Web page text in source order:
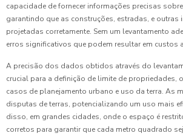
capacidade de fornecer informações precisas
garantindo que as construções, estradas, e outras
projetadas corretamente. Sem um levantamento
erros significativos que podem resultar em custos
A precisão dos dados obtidos através do
crucial para a definição de limite de propriedades,
casos de planejamento urbano e uso da terra. As
disputas de terras, potencializando um uso mais
disso, em grandes cidades, onde o espaço é
corretos para garantir que cada metro quadrado